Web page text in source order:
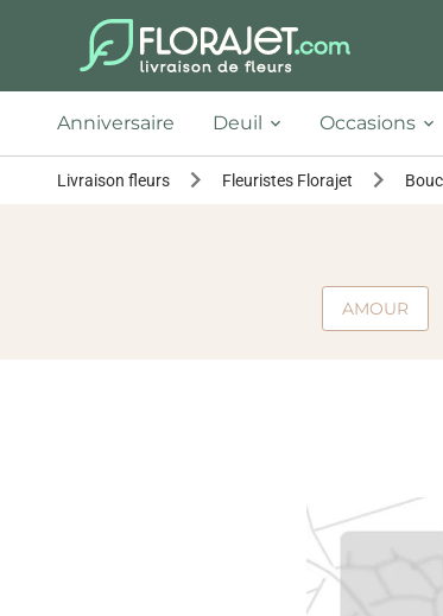
Anniversaire Deuil Occasions
Livraison fleurs Fleuristes Florajet
AMOUR